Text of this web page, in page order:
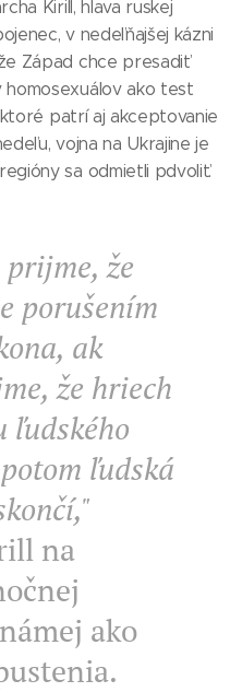
Kirill, hlava ruskej
v nedeľňajšej kázni
Západ chce presadiť
ako test
patrí aj akceptovanie
vojna na Ukrajine je
sa odmietli pdvoliť.
že
porušením
ak
že hriech
ľudského
ľudská
na
ako